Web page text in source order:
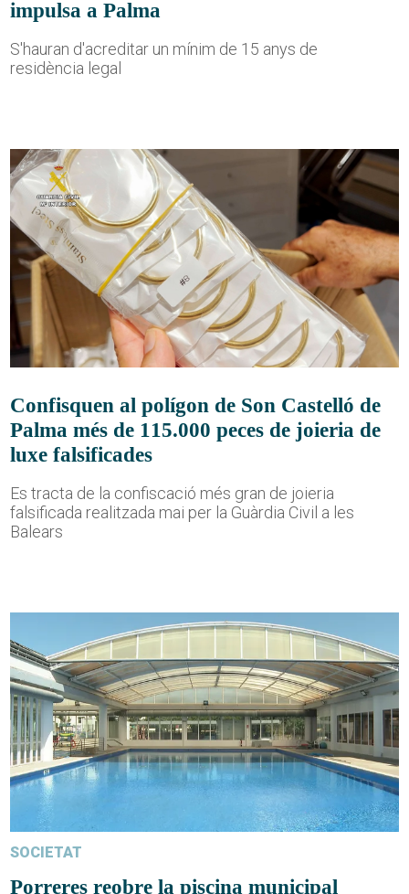
impulsa a Palma
S'hauran d'acreditar un mínim de 15 anys de
residència legal
Confisquen al polígon de Son Castelló de
Palma més de 115.000 peces de joieria de
luxe falsificades
Es tracta de la confiscació més gran de joieria
falsificada realitzada mai per la Guàrdia Civil a les
Balears
SOCIETAT
Porreres reobre la piscina municipal